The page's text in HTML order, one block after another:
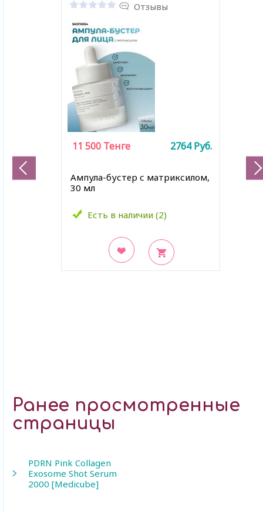
Отзывы
Ампула-бустер с матриксилом,
30 мл
Есть в наличии (2)
11 500 Тенге 2764Руб.
Ранее просмотренные
страницы
PDRN Pink Collagen
Exosome Shot Serum
2000 [Medicube]